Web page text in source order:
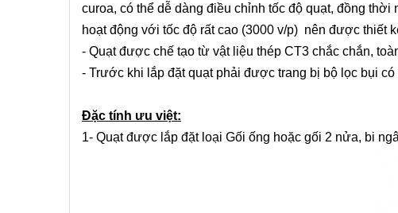
curoa, có thể dễ dàng điều chỉnh tốc độ quạt, đồng
hoạt động với tốc độ rất cao (3000 v/p) nên được thiết
- Quạt được chế tạo từ vật liệu thép CT3 chắc chắn,
- Trước khi lắp đặt quạt phải được trang bị bộ lọc bụi
Đặc tính ưu việt:
1- Quạt được lắp đặt loại Gối ống hoặc gối 2 nửa, bi